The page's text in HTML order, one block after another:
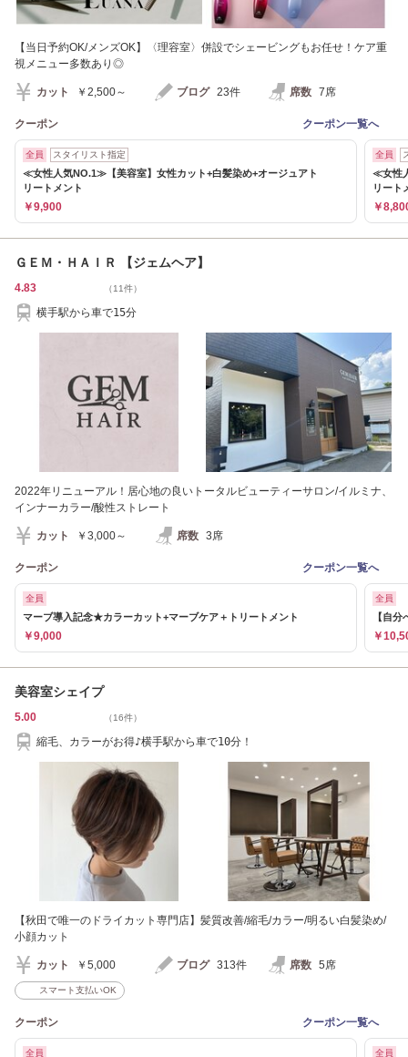
【当日予約OK/メンズOK】〈理容室〉併設でシェービングもお任せ！ケア重
視メニュー多数あり◎
カット ￥2,500～ ブログ 23件 席数 7席
クーポン クーポン一覧へ
全員 スタイリスト指定
≪女性人気NO.1≫【美容室】女性カット+白髪染め+オージュアト
リートメント
￥9,900
全員
≪女性
リート
￥
ＧＥＭ・ＨＡＩＲ 【ジェムヘア】
4.83 （11件）
横手駅から車で15分
2022年リニューアル！居心地の良いトータルビューティーサロン/イルミナ、
インナーカラー/酸性ストレート
カット ￥3,000～ 席数 3席
クーポン クーポン一覧へ
全員
マーブ導入記念★カラーカット+マーブケア＋トリートメント
￥9,000
全員
【自
￥
美容室シェイプ
5.00 （16件）
縮毛、カラーがお得♪横手駅から車で10分！
【秋田で唯一のドライカット専門店】髪質改善/縮毛/カラー/明るい白髪染め/
小顔カット
カット ￥5,000 ブログ 313件 席数 5席
スマート支払いOK
クーポン クーポン一覧へ
全員 全員